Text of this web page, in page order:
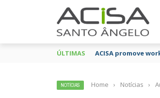
ÚLTIMAS ACISA promove
NOTÍCIAS Home › Notícias ›